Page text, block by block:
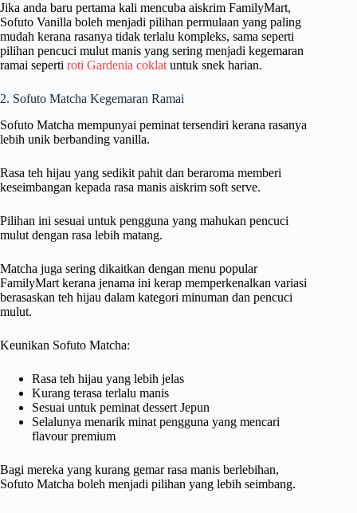
Jika anda baru pertama kali mencuba aiskrim FamilyMart,
Sofuto Vanilla boleh menjadi pilihan permulaan yang paling
mudah kerana rasanya tidak terlalu kompleks, sama seperti
pilihan pencuci mulut manis yang sering menjadi kegemaran
ramai seperti roti Gardenia coklatuntuk snek harian.
2. Sofuto Matcha Kegemaran Ramai
Sofuto Matcha mempunyai peminat tersendiri kerana rasanya
lebih unik berbanding vanilla.
Rasa teh hijau yang sedikit pahit dan beraroma memberi
keseimbangan kepada rasa manis aiskrim soft serve.
Pilihan ini sesuai untuk pengguna yang mahukan pencuci
mulut dengan rasa lebih matang.
Matcha juga sering dikaitkan dengan menu popular
FamilyMart kerana jenama ini kerap memperkenalkan variasi
berasaskan teh hijau dalam kategori minuman dan pencuci
mulut.
Keunikan Sofuto Matcha:
Rasa teh hijau yang lebih jelas
Kurang terasa terlalu manis
Sesuai untuk peminat dessert Jepun
Selalunya menarik minat pengguna yang mencari
flavour premium
Bagi mereka yang kurang gemar rasa manis berlebihan,
Sofuto Matcha boleh menjadi pilihan yang lebih seimbang.